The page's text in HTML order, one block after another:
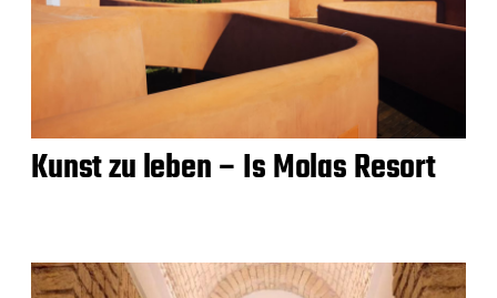
Kunst zu leben – Is Molas Resort